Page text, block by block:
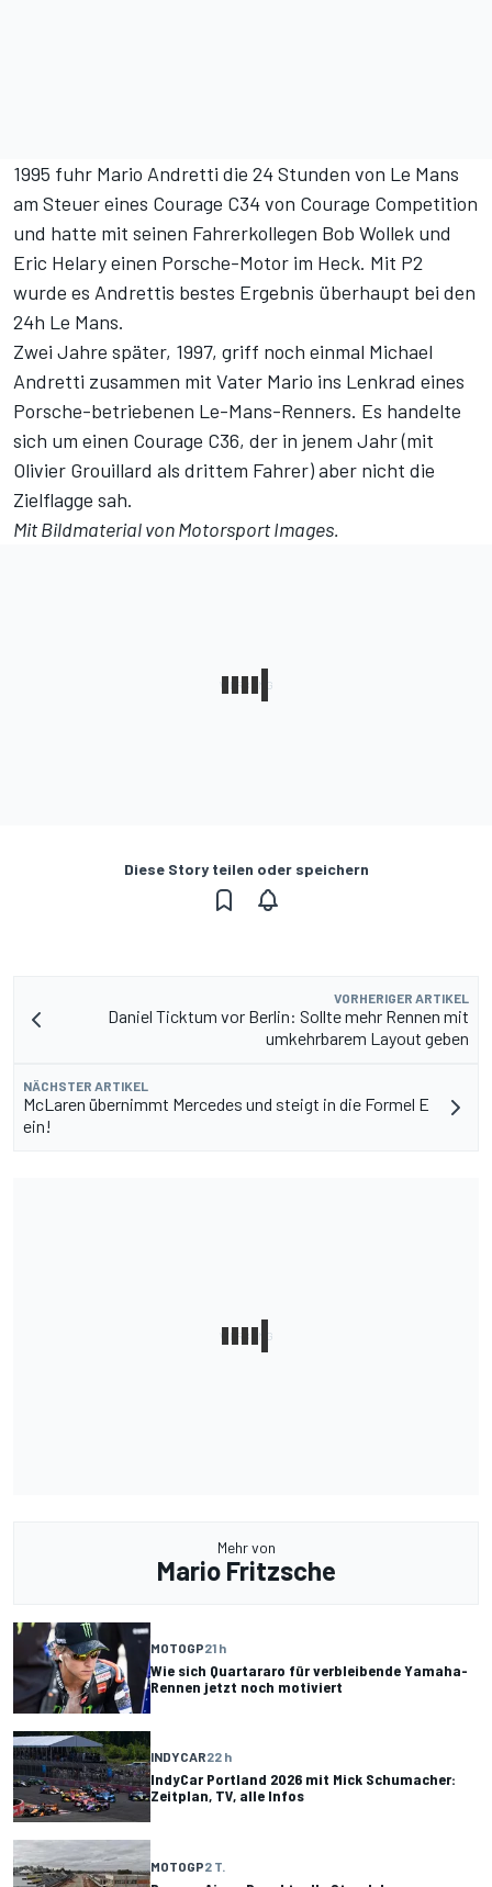
1995 fuhr Mario Andretti die 24 Stunden von Le Mans
am Steuer eines Courage C34 von Courage Competition
und hatte mit seinen Fahrerkollegen Bob Wollek und
Eric Helary einen Porsche-Motor im Heck. Mit P2
wurde es Andrettis bestes Ergebnis überhaupt bei den
24h Le Mans.
Zwei Jahre später, 1997, griff noch einmal Michael
Andretti zusammen mit Vater Mario ins Lenkrad eines
Porsche-betriebenen Le-Mans-Renners. Es handelte
sich um einen Courage C36, der in jenem Jahr (mit
Olivier Grouillard als drittem Fahrer) aber nicht die
Zielflagge sah.
Mit Bildmaterial vonMotorsport Images.
Diese Story teilen oder speichern
VORHERIGER ARTIKEL
Daniel Ticktum vor Berlin: Sollte mehr Rennen mit
umkehrbarem Layout geben
NÄCHSTER ARTIKEL
McLaren übernimmt Mercedes und steigt in die Formel E
ein!
Mehr von
Mario Fritzsche
MOTOGP21 h
Wie sich Quartararo für verbleibende Yamaha-
Rennen jetzt noch motiviert
INDYCAR22 h
IndyCar Portland 2026 mit Mick Schumacher:
Zeitplan, TV, alle Infos
MOTOGP2 T.